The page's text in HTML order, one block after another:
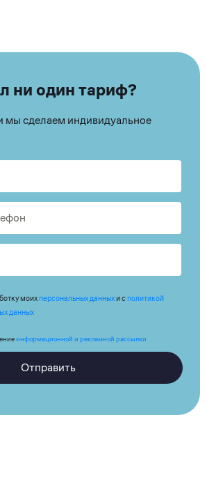
ни один тариф?
мы сделаем индивидуальное
моих персональных данныхи с политикой
данных
информационной и рекламной рассылки
Отправить